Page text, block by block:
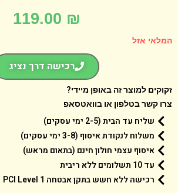
119.00₪
רכישה דרך נציג
למוצר זה באופן מיידי?
קשר בטלפון או בוואטסאפ
שליח עד הבית (2-5 ימי עסקים)